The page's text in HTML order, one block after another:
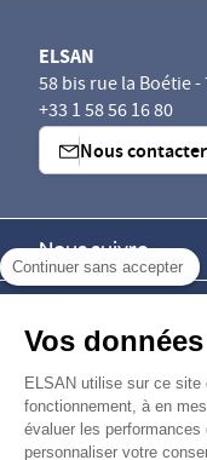
Continuer sans accepter
Vos
ELSAN utilise sur ce
fonctionnement, à en
évaluer les performances
personnaliser votre
ELSAN
58 bis rue la Boétie -
+33 1 58 56 16 80
Nous contacter
Nous suivre
Nous rejoindre
Devenir